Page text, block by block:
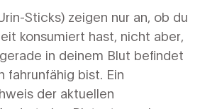
Sticks) zeigen nur an, ob du
konsumiert hast, nicht aber,
in deinem Blut befindet
fahrunfähig bist. Ein
der aktuellen